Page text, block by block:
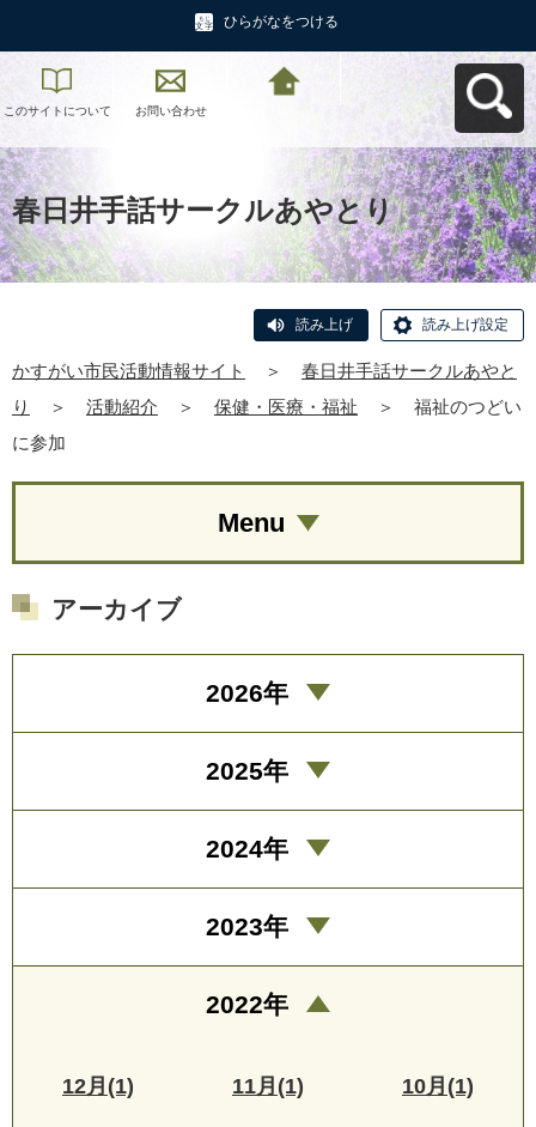
ひらがなをつける
このサイトについて お問い合わせ
春日井手話サークルあやとり
読み上げ 読み上げ設定
かすがい市民活動情報サイト ＞
春日井手話サークルあやと
り
＞ 活動紹介 ＞ 保健・医療・福祉 ＞
福祉のつどい
に参加
Menu
アーカイブ
2026年
2025年
2024年
2023年
2022年
12月(1) 11月(1) 10月(1)